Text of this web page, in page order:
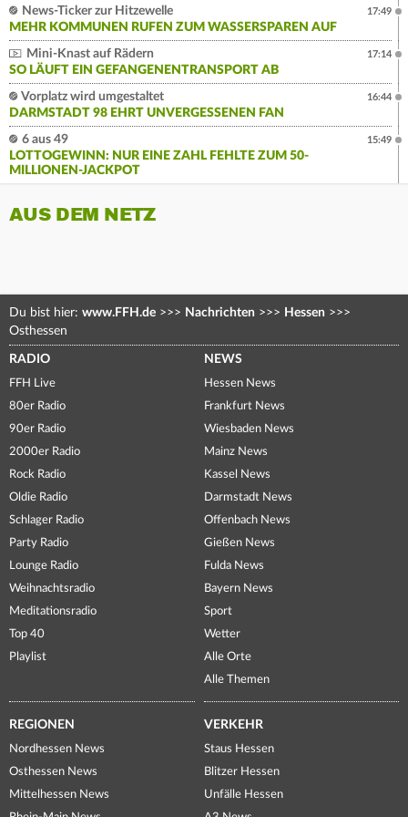
News-Ticker zur Hitzewelle
MEHR KOMMUNEN RUFEN ZUM WASSERSPAREN AUF
17:49
Mini-Knast auf Rädern
SO LÄUFT EIN GEFANGENENTRANSPORT AB
17:14
Vorplatz wird umgestaltet
DARMSTADT 98 EHRT UNVERGESSENEN FAN
16:44
6 aus 49
LOTTOGEWINN: NUR EINE ZAHL FEHLTE ZUM 50-
MILLIONEN-JACKPOT
15:49
AUS DEM NETZ
Du bist hier: www.FFH.de >>> Nachrichten >>> Hessen >>>
Osthessen
RADIO
FFH Live
80er Radio
90er Radio
2000er Radio
Rock Radio
Oldie Radio
Schlager Radio
Party Radio
Lounge Radio
Weihnachtsradio
Meditationsradio
Top 40
Playlist
NEWS
Hessen News
Frankfurt News
Wiesbaden News
Mainz News
Kassel News
Darmstadt News
Offenbach News
Gießen News
Fulda News
Bayern News
Sport
Wetter
Alle Orte
Alle Themen
REGIONEN
Nordhessen News
Osthessen News
Mittelhessen News
VERKEHR
Staus Hessen
Blitzer Hessen
Unfälle Hessen